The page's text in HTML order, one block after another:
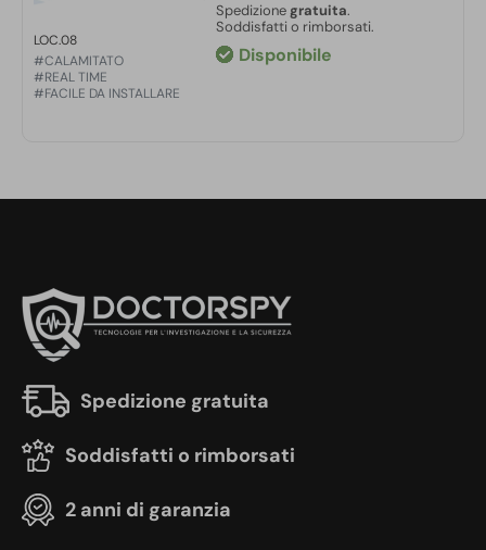
LOC.08
#CALAMITATO
#REAL TIME
#FACILE DA INSTALLARE
Spedizione gratuita.
Soddisfatti o rimborsati.
Disponibile
Spedizione gratuita
Soddisfatti o rimborsati
2 anni di garanzia